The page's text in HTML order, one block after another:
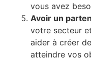
vous avez
Avoir un
votre secteur
aider à créer
atteindre vos